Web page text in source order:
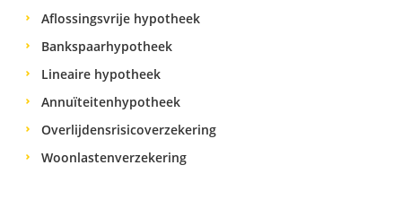
Aflossingsvrije hypotheek
Bankspaarhypotheek
Lineaire hypotheek
Annuïteitenhypotheek
Overlijdensrisicoverzekering
Woonlastenverzekering